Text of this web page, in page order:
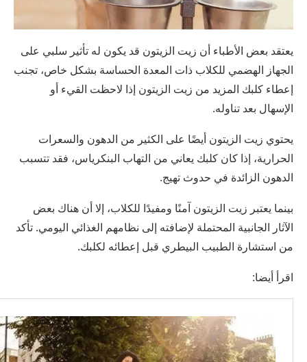
يعتقد بعض الأطباء أن زيت الزيتون قد يكون له تأثير سلبي على
الجهاز الهضمي للكلاب ذات المعدة الحساسة بشكل خاص، تجنب
إعطاء كلبك المزيد من زيت الزيتون إذا لاحظت القيء أو
الإسهال بعد تناوله.
يحتوي زيت الزيتون أيضًا على الكثير من الدهون والسعرات
الحرارية، إذا كان كلبك يعاني من التهاب البنكرياس، فقد تتسبب
الدهون الزائدة في حدوث تهيج.
بينما يعتبر زيت الزيتون آمنًا ومفيدًا للكلاب، إلا أن هناك بعض
الآثار الجانبية المحتملة لإضافته إلى نظامهم الغذائي اليومي. تأكد
من استشارة الطبيب البيطري قبل إعطائه لكلبك.
اقرأ أيضا: